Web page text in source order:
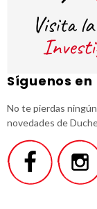
Síguenos en
No te pierdas
novedades de